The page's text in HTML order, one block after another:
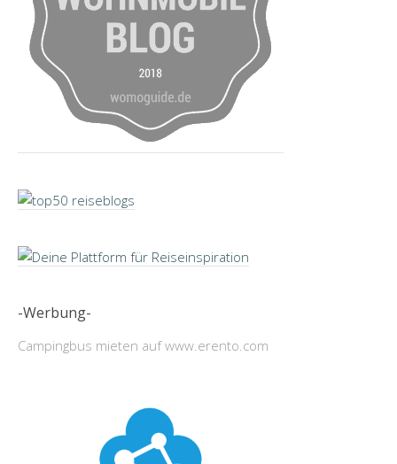
-Werbung-
Campingbus mieten auf www.erento.com